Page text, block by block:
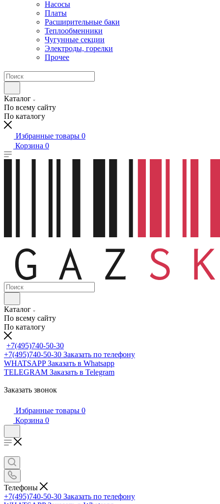
Насосы
Платы
Расширительные баки
Теплообменники
Чугунные секции
Электроды, горелки
Прочее
Каталог
По всему сайту
По каталогу
Избранные товары 0
Корзина 0
Каталог
По всему сайту
По каталогу
+7(495)740-50-30
+7(495)740-50-30 Заказать по телефону
WHATSAPP Заказать в Whatsapp
TELEGRAM Заказать в Telegram
Заказать звонок
Избранные товары 0
Корзина 0
Телефоны
+7(495)740-50-30 Заказать по телефону